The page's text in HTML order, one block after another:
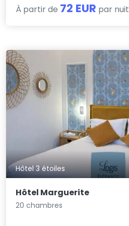
À partir de 72 EUR par nuit
Hôtel 3 étoiles
Hôtel Marguerite
20 chambres